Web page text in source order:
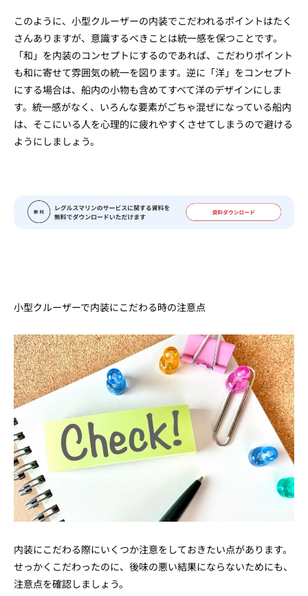
このように、小型クルーザーの内装でこだわれるポイントはたく
さんありますが、意識するべきことは統一感を保つことです。
「和」を内装のコンセプトにするのであれば、こだわりポイント
も和に寄せて雰囲気の統一を図ります。逆に「洋」をコンセプト
にする場合は、船内の小物も含めてすべて洋のデザインにしま
す。統一感がなく、いろんな要素がごちゃ混ぜになっている船内
は、そこにいる人を心理的に疲れやすくさせてしまうので避ける
ようにしましょう。
小型クルーザーで内装にこだわる時の注意点
内装にこだわる際にいくつか注意をしておきたい点があります。
せっかくこだわったのに、後味の悪い結果にならないためにも、
注意点を確認しましょう。